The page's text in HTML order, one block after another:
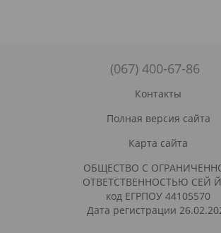
Недорогое очищение лица с
косметики для очищения лица от
качества. Действительно хорошее
для очищения лица должно обладать
свойствами, определяющими
преимущества перед обычными
очищения кожи лица не должен
ПАВы. Основные поверхностно-активные
(067) 400-67-86
Контакты
Полная версия сайта
Карта сайта
ОБЩЕСТВО С
ОТВЕТСТВЕННОСТЬЮ СЕЙ
код ЕГРПОУ 44105570
Дата регистрации